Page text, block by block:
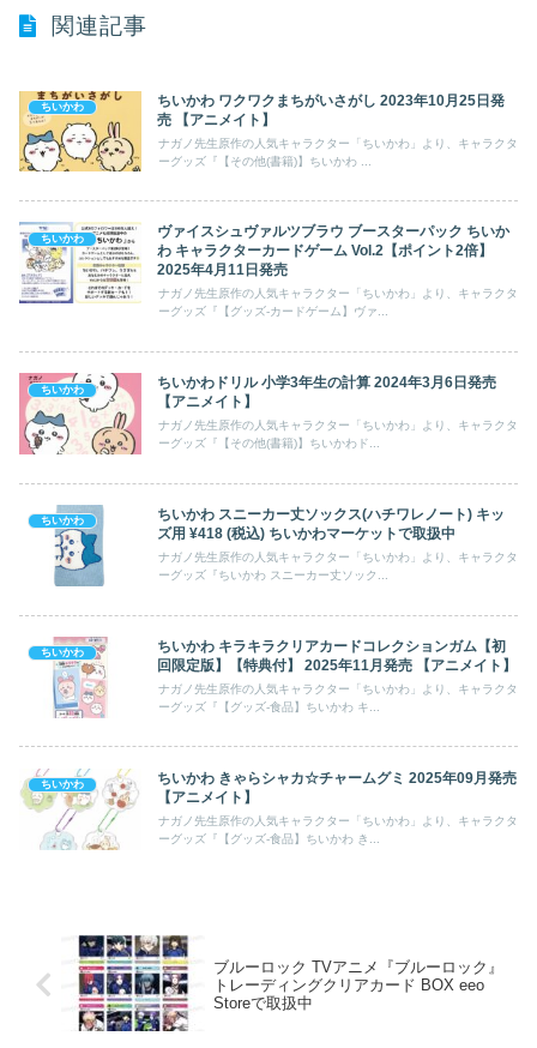
関連記事
ちいかわ
ちいかわ ワクワクまちがいさがし 2023年10月25日発
売 【アニメイト】
ナガノ先生原作の人気キャラクター「ちいかわ」より、キャラクタ
ーグッズ『【その他(書籍)】ちいかわ ...
ちいかわ
ヴァイスシュヴァルツブラウ ブースターパック ちいか
わ キャラクターカードゲーム Vol.2【ポイント2倍】
2025年4月11日発売
ナガノ先生原作の人気キャラクター「ちいかわ」より、キャラクタ
ーグッズ『【グッズ-カードゲーム】ヴァ...
ちいかわ
ちいかわドリル 小学3年生の計算 2024年3月6日発売
【アニメイト】
ナガノ先生原作の人気キャラクター「ちいかわ」より、キャラクタ
ーグッズ『【その他(書籍)】ちいかわド...
ちいかわ
ちいかわ スニーカー丈ソックス(ハチワレノート) キッ
ズ用 ¥418 (税込) ちいかわマーケットで取扱中
ナガノ先生原作の人気キャラクター「ちいかわ」より、キャラクタ
ーグッズ『ちいかわ スニーカー丈ソック...
ちいかわ
ちいかわ キラキラクリアカードコレクションガム【初
回限定版】【特典付】 2025年11月発売 【アニメイト】
ナガノ先生原作の人気キャラクター「ちいかわ」より、キャラクタ
ーグッズ『【グッズ-食品】ちいかわ キ...
ちいかわ
ちいかわ きゃらシャカ☆チャームグミ 2025年09月発売
【アニメイト】
ナガノ先生原作の人気キャラクター「ちいかわ」より、キャラクタ
ーグッズ『【グッズ-食品】ちいかわ き...
ブルーロック TVアニメ『ブルーロック』
トレーディングクリアカード BOX eeo
Storeで取扱中